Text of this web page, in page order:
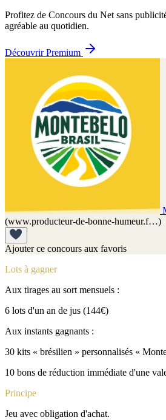
Profitez de Concours du Net sans
agréable au quotidien.
Découvrir Premium
(www.producteur-de-bonne-humeur.f…)
Ajouter ce concours aux favoris
Lots à gagner
Aux tirages au sort mensuels :
6 lots d'un an de jus (144€)
Aux instants gagnants :
30 kits « brésilien » personnalisés «
10 bons de réduction immédiate d'une
Principe
Jeu avec obligation d'achat.